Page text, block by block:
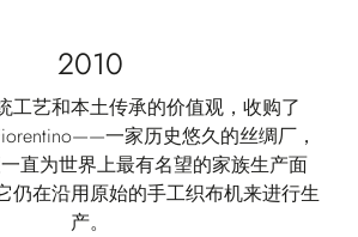
2010
工艺和本土传承的价值观，收购了
一家历史悠久的丝绸厂，
直为世界上最有名望的家族生产面
仍在沿用原始的手工织布机来进行生
产。